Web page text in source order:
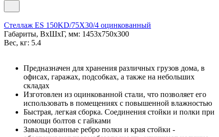
Стеллаж ES 150KD/75Х30/4 оцинкованный
Габариты, ВxШxГ, мм: 1453x750x300
Вес, кг: 5.4
Предназначен для хранения различных грузов дома, в
офисах, гаражах, подсобках, а также на небольших
складах
Изготовлен из оцинкованной стали, что позволяет его
использовать в помещениях с повышенной влажностью
Быстрая, легкая сборка. Соединения стойки и полки при
помощи болтов с гайками
Завальцованные ребро полки и края стойки -